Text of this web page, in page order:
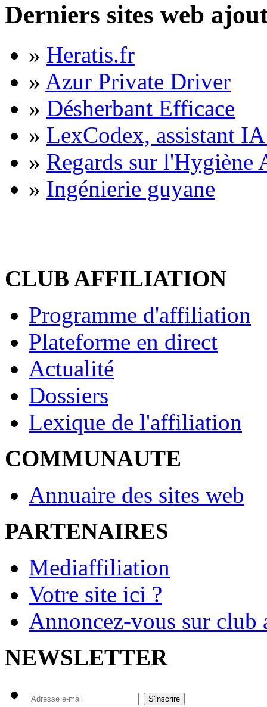
Derniers sites web
» Heratis.fr
» Azur Private Driver
» Désherbant Efficace
» LexCodex, assistant
» Regards sur l'Hygiène
» Ingénierie guyane
CLUB AFFILIATION
Programme d'affiliation
Plateforme en direct
Actualité
Dossiers
Lexique de l'affiliation
COMMUNAUTE
Annuaire des sites web
PARTENAIRES
Mediaffiliation
Votre site ici ?
Annoncez-vous sur
NEWSLETTER